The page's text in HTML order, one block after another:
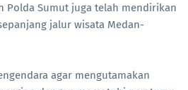
Polda Sumut juga telah mendirikan
jalur wisata Medan-
agar mengutamakan